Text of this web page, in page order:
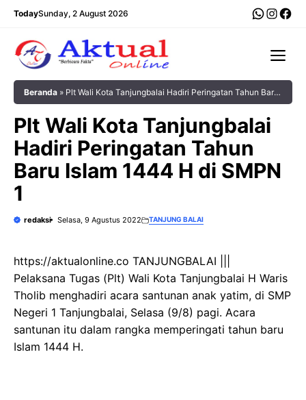
Langsung
TodaySunday, 2 August 2026
Beranda » Plt Wali Kota Tanjungbalai Hadiri Peringatan Tahun Baru
Plt Wali Kota Tanjungbalai
Hadiri Peringatan Tahun
Baru Islam 1444 H di SMPN
1
redaksi Selasa, 9 Agustus 2022 TANJUNG BALAI
https://aktualonline.co TANJUNGBALAI |||
Pelaksana Tugas (Plt) Wali Kota Tanjungbalai H Waris
Tholib menghadiri acara santunan anak yatim, di SMP
Negeri 1 Tanjungbalai, Selasa (9/8) pagi. Acara
santunan itu dalam rangka memperingati tahun baru
Islam 1444 H.